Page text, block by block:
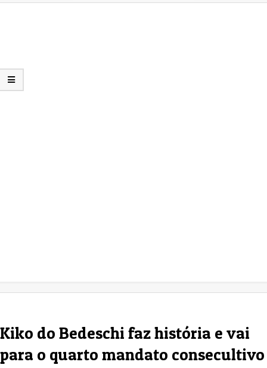
Kiko do Bedeschi faz história e vai
para o quarto mandato consecultivo